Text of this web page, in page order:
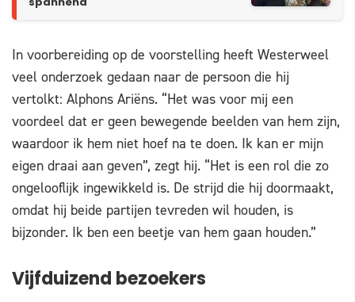
spannend'
In voorbereiding op de voorstelling heeft Westerweel
veel onderzoek gedaan naar de persoon die hij
vertolkt: Alphons Ariëns. “Het was voor mij een
voordeel dat er geen bewegende beelden van hem zijn,
waardoor ik hem niet hoef na te doen. Ik kan er mijn
eigen draai aan geven”, zegt hij. “Het is een rol die zo
ongelooflijk ingewikkeld is. De strijd die hij doormaakt,
omdat hij beide partijen tevreden wil houden, is
bijzonder. Ik ben een beetje van hem gaan houden.”
Vijfduizend bezoekers